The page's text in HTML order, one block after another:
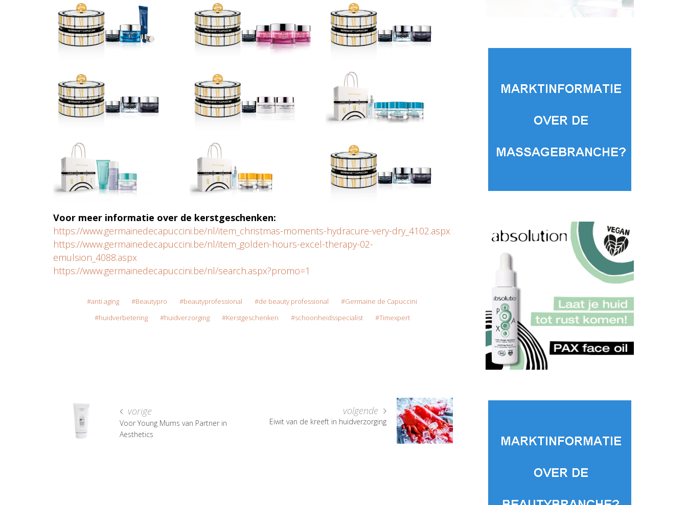
Voor meer informatie over de kerstgeschenken:
https://www.germainedecapuccini.be/nl/item_christmas-moments-hydracure-very-dry_4102.aspx
https://www.germainedecapuccini.be/nl/item_golden-hours-excel-therapy-02-
emulsion_4088.aspx
https://www.germainedecapuccini.be/nl/search.aspx?promo=1
anti aging Beautypro beautyprofessional de beauty professional
Germaine de Capuccini
huidverbetering
huidverzorging Kerstgeschenken schoonheidsspecialist Timexpert
vorige
Voor Young Mums van Partner in
Aesthetics
volgende
Eiwit van de kreeft in huidverzorging